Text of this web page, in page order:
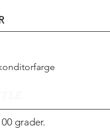
grader.